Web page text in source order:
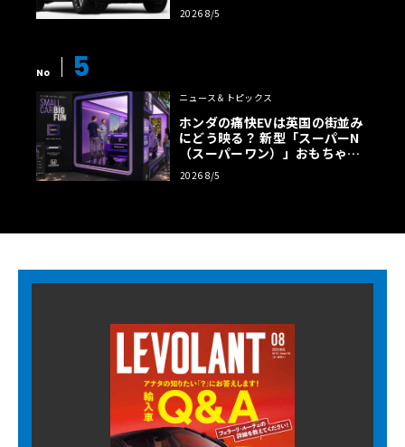
トラスト・エディション」登場
2026 8/5
No 5
ニュース＆トピックス
ホンダの痛快EVは英国の街並み
にどう映る？ 新型「スーパーN
（スーパーワン）」おもちゃ箱
ツアーの全貌
2026 8/5